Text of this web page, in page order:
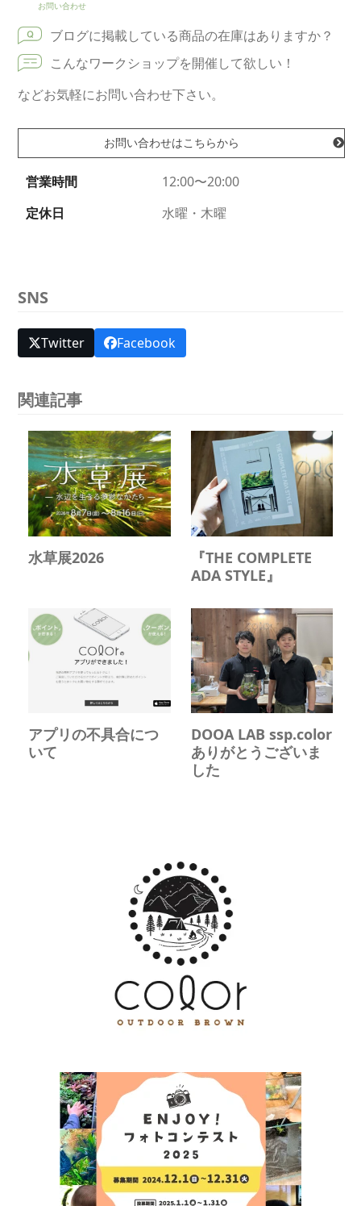
お問い合わせ
ブログに掲載している商品の在庫はありますか？
こんなワークショップを開催して欲しい！
などお気軽にお問い合わせ下さい。
お問い合わせはこちらから
営業時間
12:00〜20:00
定休日
水曜・木曜
SNS
Twitter Facebook
関連記事
水草展2026
『THE COMPLETE
ADA STYLE』
アプリの不具合につ
いて
DOOA LAB ssp.color
ありがとうございま
した